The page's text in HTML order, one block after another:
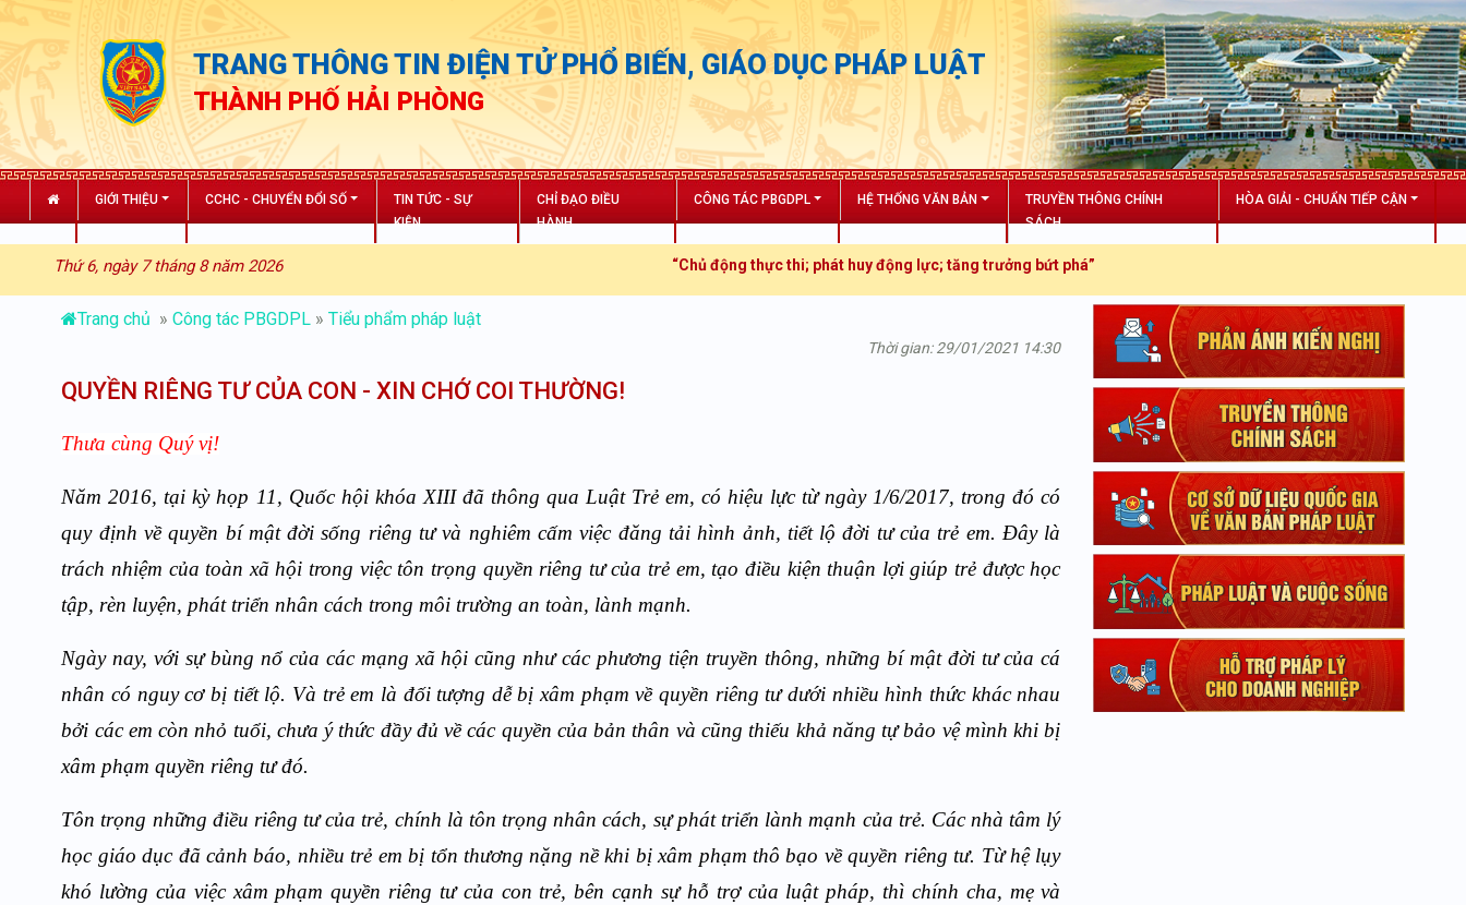
TRANG THÔNG TIN ĐIỆN TỬ PHỔ BIẾN, GIÁO DỤC PHÁP LUẬT
THÀNH PHỐ HẢI PHÒNG
GIỚI THIỆU CCHC - CHUYỂN ĐỔI SỐ
TIN TỨC - SỰ
KIỆN
CHỈ ĐẠO ĐIỀU
HÀNH
CÔNG TÁC PBGDPL HỆ THỐNG VĂN BẢN
TRUYỀN THÔNG CHÍNH
SÁCH
HÒA GIẢI - CHUẨN TIẾP CẬN
Thứ 6, ngày 7 tháng 8 năm 2026 “Chủ động thực thi; phát huy động lực; tăng trưởng bứt phá”
Trang chủ »Công tác PBGDPL »Tiểu phẩm pháp luật
Thời gian: 29/01/2021 14:30
QUYỀN RIÊNG TƯ CỦA CON - XIN CHỚ COI THƯỜNG!
Thưa cùng Quý vị!
Năm 2016, tại kỳ họp 11, Quốc hội khóa XIII đã thông qua Luật Trẻ em, có hiệu lực từ ngày 1/6/2017, trong đó có
quy định về quyền bí mật đời sống riêng tư và nghiêm cấm việc đăng tải hình ảnh, tiết lộ đời tư của trẻ em. Đây là
trách nhiệm của toàn xã hội trong việc tôn trọng quyền riêng tư của trẻ em, tạo điều kiện thuận lợi giúp trẻ được học
tập, rèn luyện, phát triển nhân cách trong môi trường an toàn, lành mạnh.
Ngày nay, với sự bùng nổ của các mạng xã hội cũng như các phương tiện truyền thông, những bí mật đời tư của cá
nhân có nguy cơ bị tiết lộ. Và trẻ em là đối tượng dễ bị xâm phạm về quyền riêng tư dưới nhiều hình thức khác nhau
bởi các em còn nhỏ tuổi, chưa ý thức đầy đủ về các quyền của bản thân và cũng thiếu khả năng tự bảo vệ mình khi bị
xâm phạm quyền riêng tư đó.
Tôn trọng những điều riêng tư của trẻ, chính là tôn trọng nhân cách, sự phát triển lành mạnh của trẻ. Các nhà tâm lý
học giáo dục đã cảnh báo, nhiều trẻ em bị tổn thương nặng nề khi bị xâm phạm thô bạo về quyền riêng tư. Từ hệ lụy
khó lường của việc xâm phạm quyền riêng tư của con trẻ, bên cạnh sự hỗ trợ của luật pháp, thì chính cha, mẹ và